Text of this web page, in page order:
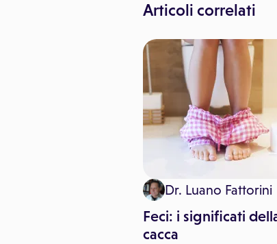
Articoli correlati
Dr. Luano Fattorini
Feci: i significati
cacca